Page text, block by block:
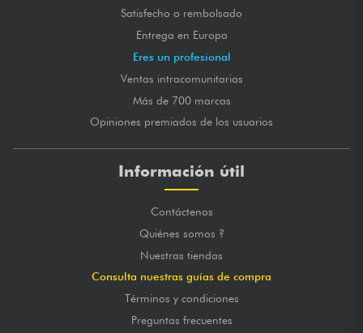
Satisfecho o rembolsado
Entrega en Europa
Eres un profesional
Ventas intracomunitarias
Más de 700 marcas
Opiniones premiados de los usuarios
Información útil
Contáctenos
Quiénes somos ?
Nuestras tiendas
Consulta nuestras guías de compra
Términos y condiciones
Preguntas frecuentes